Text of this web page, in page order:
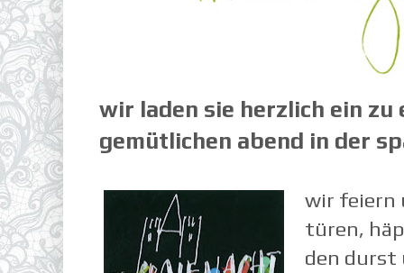
wir laden sie herzlich ein
gemütlichen abend in der
wir feiern
türen,
den durst